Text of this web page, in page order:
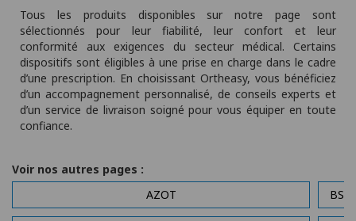
Tous les produits disponibles sur notre page sont
sélectionnés pour leur fiabilité, leur confort et leur
conformité aux exigences du secteur médical. Certains
dispositifs sont éligibles à une prise en charge dans le cadre
d’une prescription. En choisissant Ortheasy, vous bénéficiez
d’un accompagnement personnalisé, de conseils experts et
d’un service de livraison soigné pour vous équiper en toute
confiance.
Voir nos autres pages :
AZOT